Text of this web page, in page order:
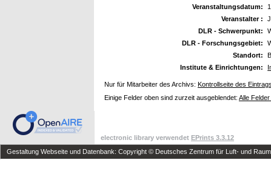
Veranstaltungsdatum:
Veranstalter :
DLR - Schwerpunkt:
DLR - Forschungsgebiet:
Standort:
Institute & Einrichtungen:
Nur für Mitarbeiter des Archivs: Kontrollseite des Eintrags
Einige Felder oben sind zurzeit ausgeblendet: Alle
electronic library verwendet EPrints 3.3.12
Gestaltung Webseite und Datenbank: Copyright © Deutsches Zentrum für Luft- und